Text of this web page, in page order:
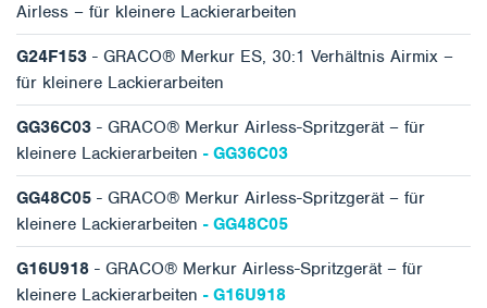
Airless – für kleinere Lackierarbeiten
G24F153 - GRACO® Merkur ES, 30:1 Verhältnis Airmix –
für kleinere Lackierarbeiten
GG36C03 - GRACO® Merkur Airless-Spritzgerät – für
kleinere Lackierarbeiten - GG36C03
GG48C05 - GRACO® Merkur Airless-Spritzgerät – für
kleinere Lackierarbeiten - GG48C05
G16U918 - GRACO® Merkur Airless-Spritzgerät – für
kleinere Lackierarbeiten - G16U918